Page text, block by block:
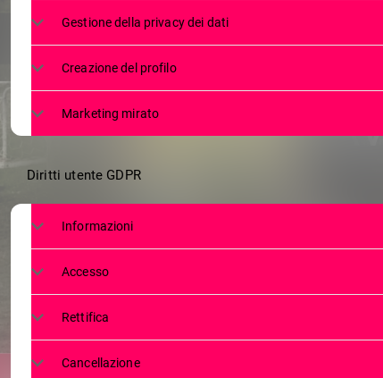
RISULTATI
Gestione della privacy dei dati
Creazione del profilo
Marketing mirato
Diritti utente GDPR
Informazioni
Accesso
Rettifica
Cancellazione